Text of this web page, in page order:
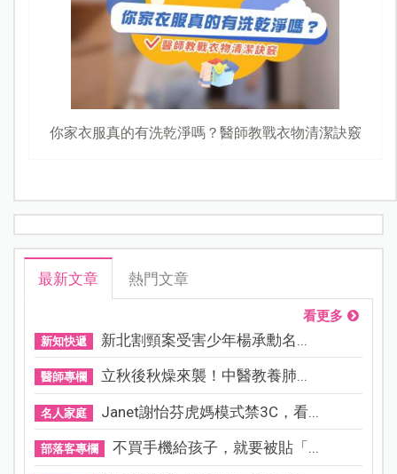
你家衣服真的有洗乾淨嗎？醫師教戰衣物清潔訣竅
最新文章 熱門文章
看更多
新知快遞 新北割頸案受害少年楊承勳名...
醫師專欄 立秋後秋燥來襲！中醫教養肺...
名人家庭 Janet謝怡芬虎媽模式禁3C，看...
部落客專欄 不買手機給孩子，就要被貼「...